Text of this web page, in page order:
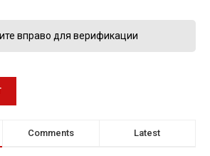
вправо для верификации
Comments Latest